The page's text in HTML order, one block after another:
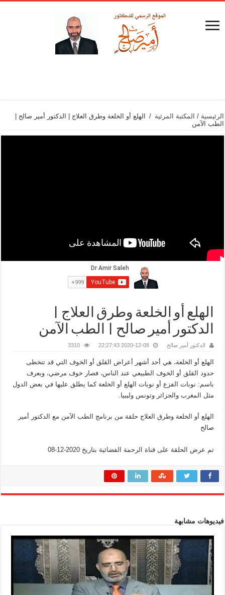
الرئيسية / المكتبة المرئية /
الهلع أو الخلعة وطرق العلاج | الدكتور أمير صالح |
الطب الآمن
الهلع أو الخلعة وطرق العلاج |
الدكتور أمير صالح | الطب الآمن
الدكتور أمير صالح 2020-12-08 22:27:43
3310
الهلع أو الخلعة، هي أحد أشهر أعراض القلق أو الخوف التي قد تتخطى
حدود القلق أو الخوف الطبيعي عند الناس، فصار خوف مرضي، ويعرف
باسم: نوبات الفزع أو نوبات الهلع أو الخلعة كما يطلق عليها في بعض الدول
مثل المغرب والجزائر وتونس وليبيا.
الهلع أو الخلعة وطرق العلاج حلقة من برنامج الطب الآمن مع الدكتور أمير
صالح
تم عرض الحلقة على قناة الرحمة الفضائية بتاريخ 2020-12-08
فيديوهات مشابهة